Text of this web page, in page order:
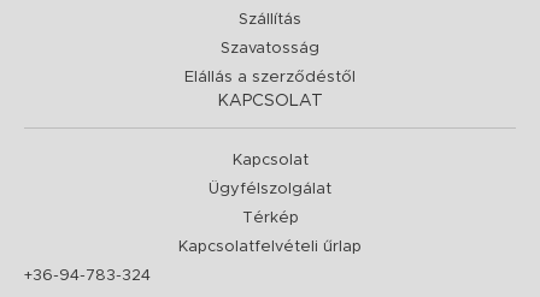
Szállítás
Szavatosság
Elállás a szerződéstől
KAPCSOLAT
Kapcsolat
Ügyfélszolgálat
Térkép
Kapcsolatfelvételi űrlap
+36-94-783-324